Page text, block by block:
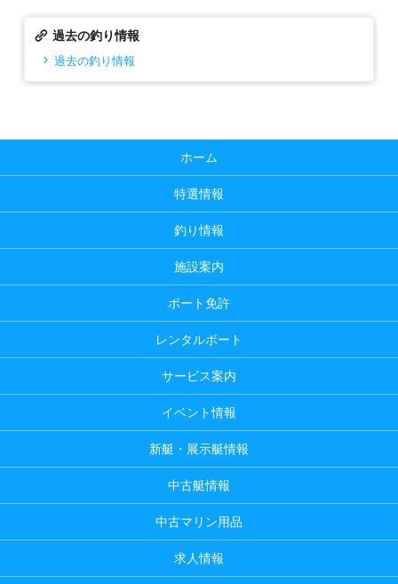
過去の釣り情報
過去の釣り情報
ホーム
特選情報
釣り情報
施設案内
ボート免許
レンタルボート
サービス案内
イベント情報
新艇・展示艇情報
中古艇情報
中古マリン用品
求人情報